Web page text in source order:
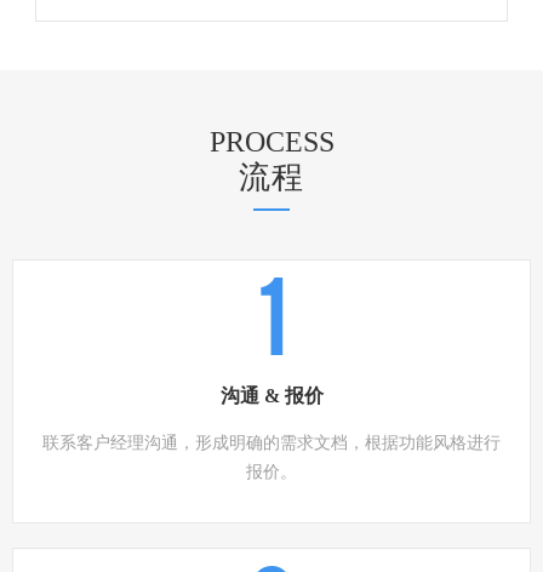
PROCESS
流程
沟通 & 报价
联系客户经理沟通，形成明确的需求文档，根据功能风格进行
报价。